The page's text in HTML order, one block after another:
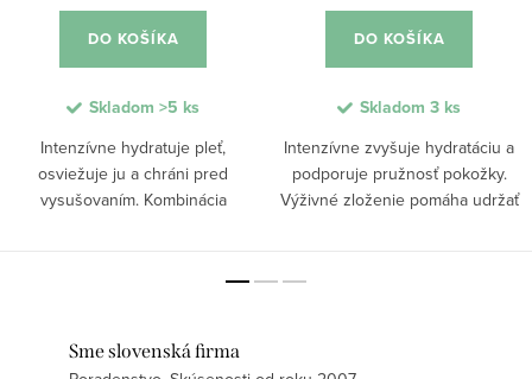
DO KOŠÍKA
Skladom >5 ks
Intenzívne hydratuje pleť,
osviežuje ju a chráni pred
vysušovaním. Kombinácia
pokožke a zanecháva ju jemnú a
DO KOŠÍKA
Skladom 3 ks
Intenzívne zvyšuje hydratáciu a
podporuje pružnosť pokožky.
Výživné zloženie pomáha udržať
Sme slovenská firma